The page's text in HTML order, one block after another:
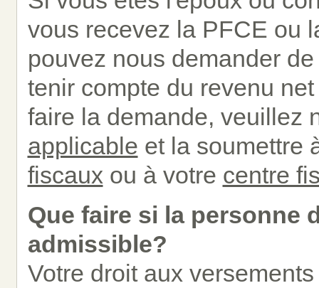
vous recevez la PFCE ou
pouvez nous demander
tenir compte du revenu
faire la demande, veuillez
applicable et la soumettre
fiscaux ou à votre centre
Que faire si la personne
admissible?
Votre droit aux